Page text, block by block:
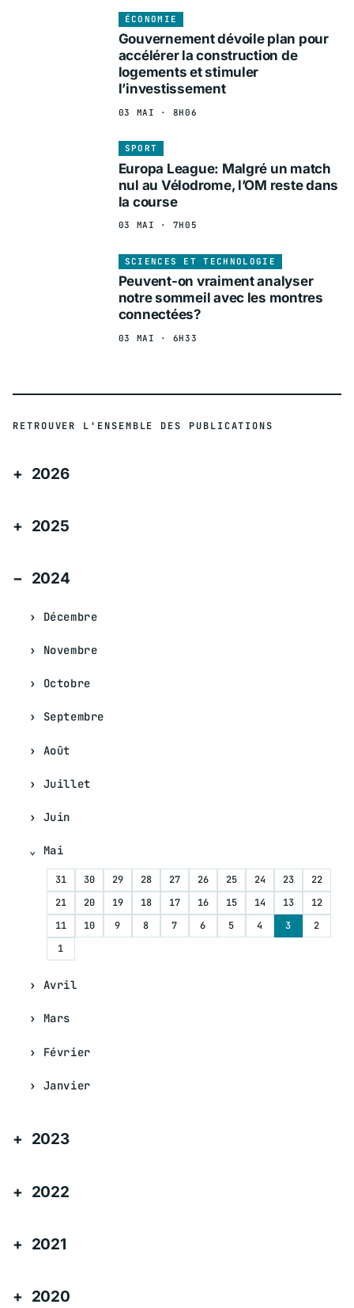
ÉCONOMIE
Gouvernement dévoile plan pour
accélérer la construction de
logements et stimuler
l’investissement
03 MAI · 8H06
SPORT
Europa League: Malgré un match
nul au Vélodrome, l’OM reste dans
la course
03 MAI · 7H05
SCIENCES ET TECHNOLOGIE
Peuvent-on vraiment analyser
notre sommeil avec les montres
connectées?
03 MAI · 6H33
RETROUVER L'ENSEMBLE DES PUBLICATIONS
2026
2025
2024
Décembre
Novembre
Octobre
Septembre
Août
Juillet
Juin
Mai
31 30 29 28 27 26 25 24 23
22
21
20 19 18 17 16 15 14 13
12
11
10 9 8 7 6 5 4 3
2
1
Avril
Mars
Février
Janvier
2023
2022
2021
2020